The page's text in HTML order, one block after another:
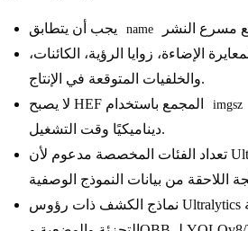
name
الإضاءة، زوايا الرؤية، الكائنات،
والخلفيات المتوقعة في الإنتاج.
imgsz
ديناميكيًا وقت التشغيل.
تعداد الفئات المخصصة مدعوم لأن Ultralytics تولد إعدادات